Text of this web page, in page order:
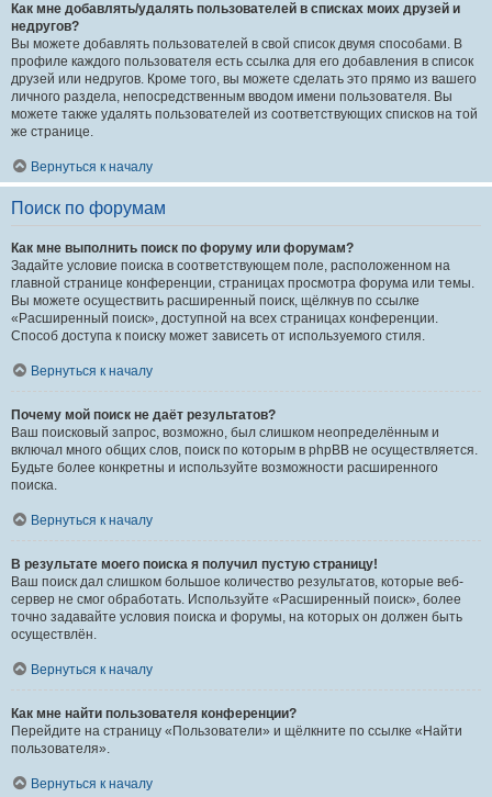
Как мне добавлять/удалять пользователей в списках моих друзей и
недругов?
Вы можете добавлять пользователей в свой список двумя способами. В
профиле каждого пользователя есть ссылка для его добавления в список
друзей или недругов. Кроме того, вы можете сделать это прямо из вашего
личного раздела, непосредственным вводом имени пользователя. Вы
можете также удалять пользователей из соответствующих списков на той
же странице.
Вернуться к началу
Поиск по форумам
Как мне выполнить поиск по форуму или форумам?
Задайте условие поиска в соответствующем поле, расположенном на
главной странице конференции, страницах просмотра форума или темы.
Вы можете осуществить расширенный поиск, щёлкнув по ссылке
«Расширенный поиск», доступной на всех страницах конференции.
Способ доступа к поиску может зависеть от используемого стиля.
Вернуться к началу
Почему мой поиск не даёт результатов?
Ваш поисковый запрос, возможно, был слишком неопределённым и
включал много общих слов, поиск по которым в phpBB не осуществляется.
Будьте более конкретны и используйте возможности расширенного
поиска.
Вернуться к началу
В результате моего поиска я получил пустую страницу!
Ваш поиск дал слишком большое количество результатов, которые веб-
сервер не смог обработать. Используйте «Расширенный поиск», более
точно задавайте условия поиска и форумы, на которых он должен быть
осуществлён.
Вернуться к началу
Как мне найти пользователя конференции?
Перейдите на страницу «Пользователи» и щёлкните по ссылке «Найти
пользователя».
Вернуться к началу